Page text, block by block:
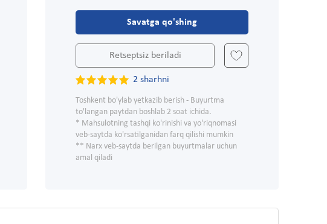
Savatga qo'shing
Retseptsiz beriladi
2 sharhni
Toshkent bo'ylab yetkazib berish - Buyurtma
to'langan paytdan boshlab 2 soat ichida.
* Mahsulotning tashqi ko'rinishi va yo'riqnomasi
veb-saytda ko'rsatilganidan farq qilishi mumkin
** Narx veb-saytda berilgan buyurtmalar uchun
amal qiladi